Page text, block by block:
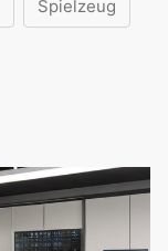
Spielzeug